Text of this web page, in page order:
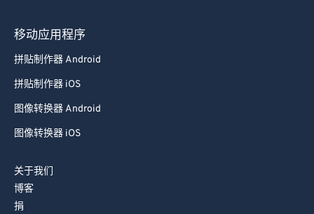
移动应用程序
拼贴制作器 Android
拼贴制作器 iOS
图像转换器 Android
图像转换器 iOS
关于我们
博客
捐